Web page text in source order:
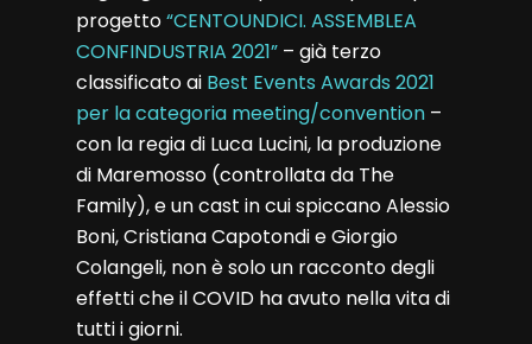
progetto“CENTOUNDICI. ASSEMBLEA
CONFINDUSTRIA 2021” – già terzo
classificato ai Best Events Awards 2021
per la categoria meeting/convention –
con la regia di Luca Lucini, la produzione
di Maremosso (controllata da The
Family), e un cast in cui spiccano Alessio
Boni, Cristiana Capotondi e Giorgio
Colangeli, non è solo un racconto degli
effetti che il COVID ha avuto nella vita di
tutti i giorni.